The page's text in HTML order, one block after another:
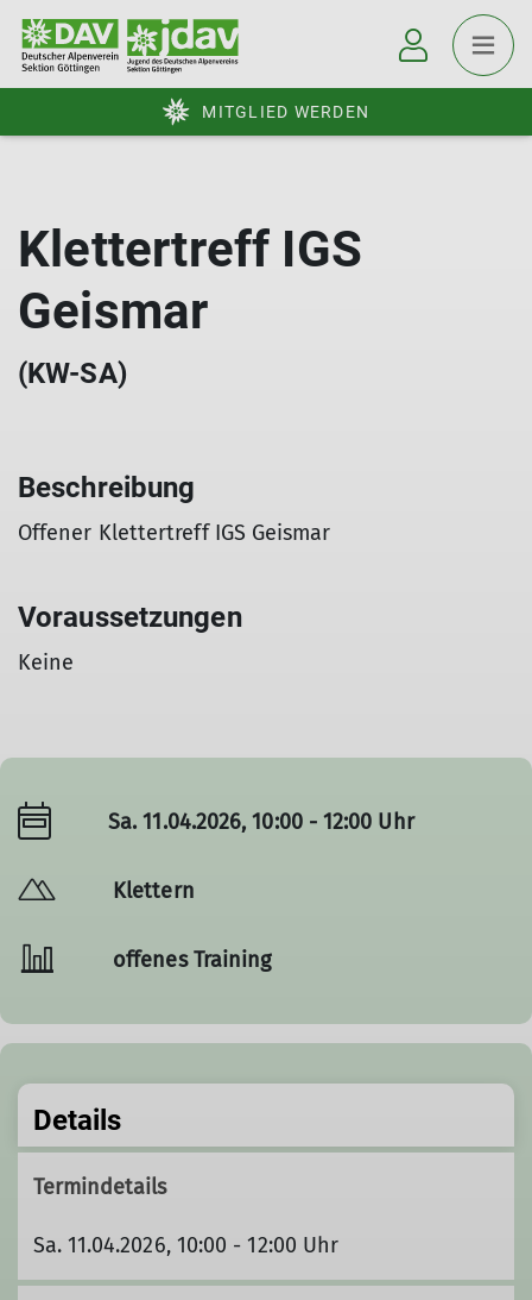
MITGLIED WERDEN
Klettertreff IGS
Geismar
(KW-SA)
Beschreibung
Offener Klettertreff IGS Geismar
Voraussetzungen
Keine
Sa. 11.04.2026, 10:00 - 12:00 Uhr
Klettern
offenes Training
Details
Termindetails
Sa. 11.04.2026, 10:00 - 12:00 Uhr